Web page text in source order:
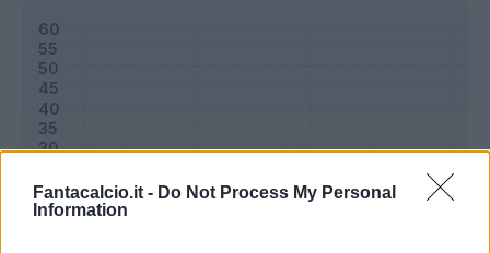
Fantacalcio.it - Do Not Process My Personal
Information